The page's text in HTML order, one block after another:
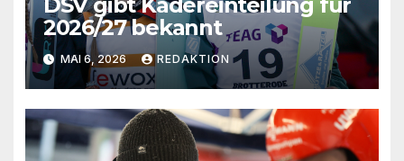
2026/27 bekannt
MAI 6, 2026 REDAKTION